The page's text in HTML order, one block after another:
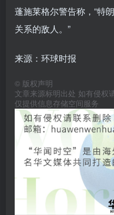
蓬施莱格尔警告称，“特
关系的敌人。”
来源：环球时报
© 版权声明
文章来源标明出处 如有侵权
仅提供信息存储空间服务